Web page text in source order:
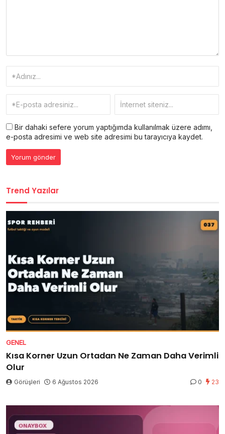
Bir dahaki sefere yorum yaptığımda kullanılmak üzere adımı,
e-posta adresimi ve web site adresimi bu tarayıcıya kaydet.
Trend Yazılar
GENEL
Kısa Korner Uzun Ortadan Ne Zaman Daha Verimli
Olur
Görüşleri 6 Ağustos 2026 0 23